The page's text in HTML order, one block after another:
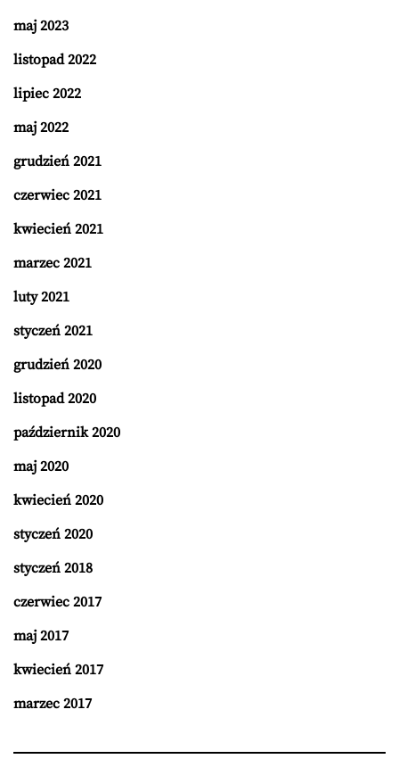
maj 2023
listopad 2022
lipiec 2022
maj 2022
grudzień 2021
czerwiec 2021
kwiecień 2021
marzec 2021
luty 2021
styczeń 2021
grudzień 2020
listopad 2020
październik 2020
maj 2020
kwiecień 2020
styczeń 2020
styczeń 2018
czerwiec 2017
maj 2017
kwiecień 2017
marzec 2017